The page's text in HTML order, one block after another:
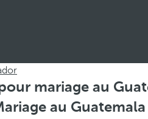
mariage au
au Guatemala